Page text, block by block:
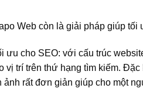
Web còn là giải pháp giúp tối
ưu cho SEO: với cấu trúc
vị trí trên thứ hạng tìm kiếm.
ảnh rất đơn giản giúp cho một